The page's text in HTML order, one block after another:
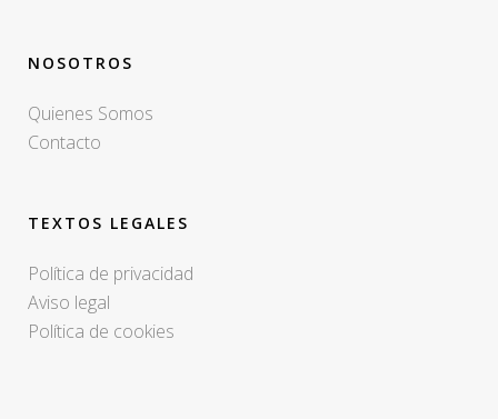
NOSOTROS
Quienes Somos
Contacto
TEXTOS LEGALES
Política de privacidad
Aviso legal
Política de cookies